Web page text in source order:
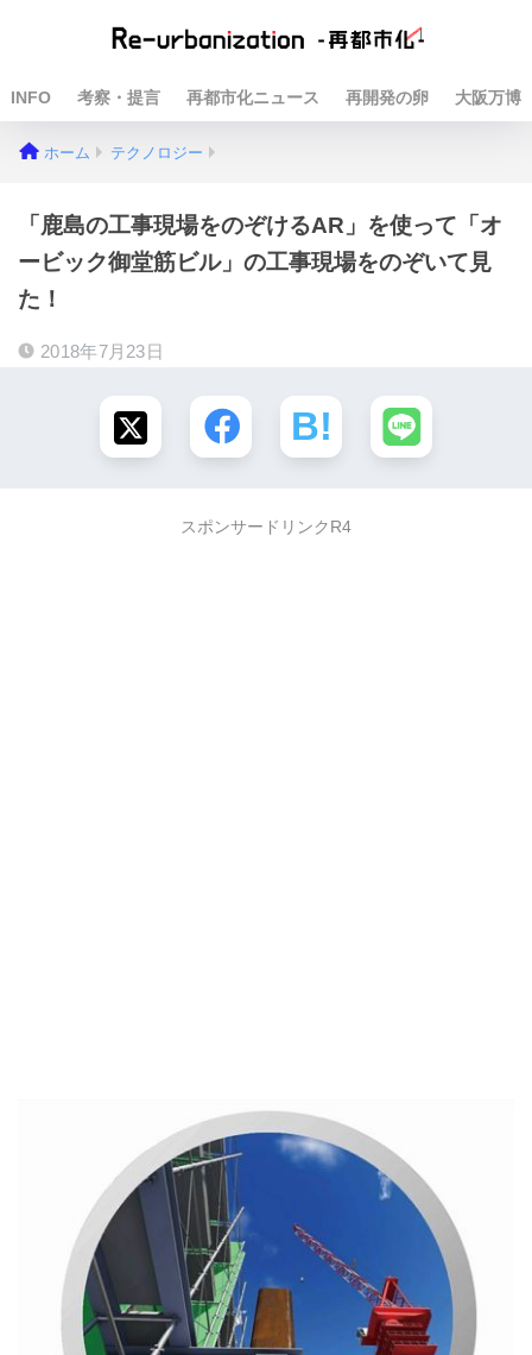
INFO 考察・提言 再都市化ニュース 再開発の卵 大阪万博
ホーム テクノロジー
「鹿島の工事現場をのぞけるAR」を使って「オ
ービック御堂筋ビル」の工事現場をのぞいて見
た！
2018年7月23日
スポンサードリンクR4